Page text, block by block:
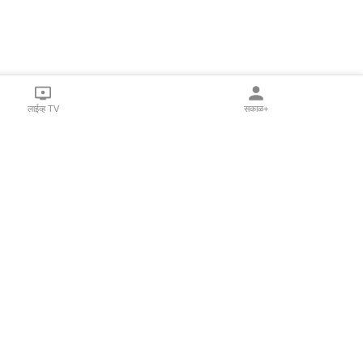
लाईव्ह TV सकाळ+